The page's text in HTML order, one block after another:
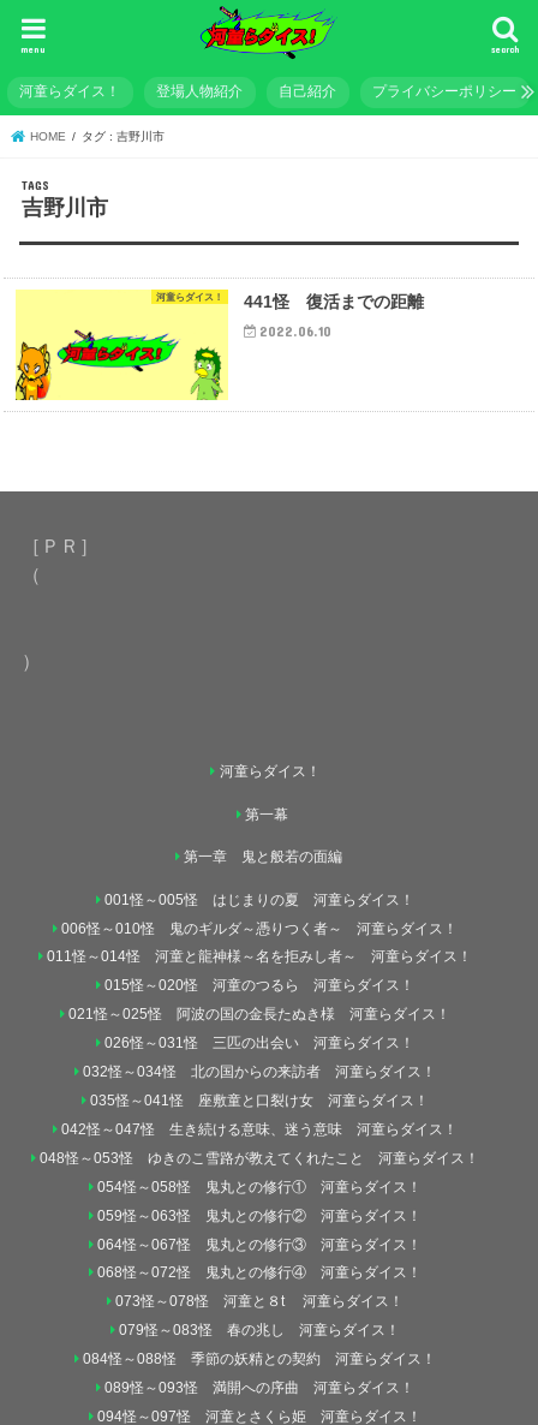
search
menu
河童らダイス！ 登場人物紹介 自己紹介 プライバシーポリシー
HOME タグ : 吉野川市
吉野川市
河童らダイス！ 441怪 復活までの距離
2022.06.10
［ＰＲ］
（
）
河童らダイス！
第一幕
第一章 鬼と般若の面編
001怪～005怪 はじまりの夏 河童らダイス！
006怪～010怪 鬼のギルダ～憑りつく者～ 河童らダイス！
011怪～014怪 河童と龍神様～名を拒みし者～ 河童らダイス！
015怪～020怪 河童のつるら 河童らダイス！
021怪～025怪 阿波の国の金長たぬき様 河童らダイス！
026怪～031怪 三匹の出会い 河童らダイス！
032怪～034怪 北の国からの来訪者 河童らダイス！
035怪～041怪 座敷童と口裂け女 河童らダイス！
042怪～047怪 生き続ける意味、迷う意味 河童らダイス！
048怪～053怪 ゆきのこ雪路が教えてくれたこと 河童らダイス！
054怪～058怪 鬼丸との修行① 河童らダイス！
059怪～063怪 鬼丸との修行② 河童らダイス！
064怪～067怪 鬼丸との修行③ 河童らダイス！
068怪～072怪 鬼丸との修行④ 河童らダイス！
073怪～078怪 河童と８t 河童らダイス！
079怪～083怪 春の兆し 河童らダイス！
084怪～088怪 季節の妖精との契約 河童らダイス！
089怪～093怪 満開への序曲 河童らダイス！
094怪～097怪 河童とさくら姫 河童らダイス！